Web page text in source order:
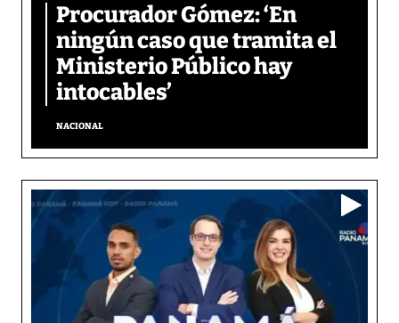
Procurador Gómez: ‘En
ningún caso que tramita el
Ministerio Público hay
intocables’
NACIONAL